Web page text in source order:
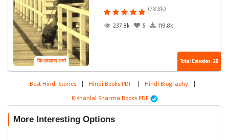
(78.8k)
237.8k
5 119.8k
Total Episodes : 29
Best Hindi Stories | Hindi Books PDF | Hindi Biography |
Kishanlal Sharma Books PDF
More Interesting Options